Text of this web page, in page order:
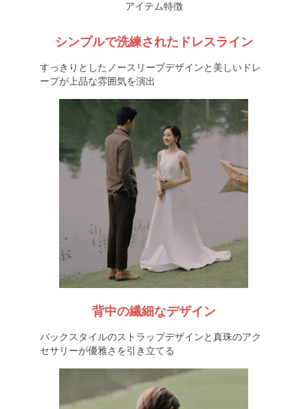
アイテム特徴
シンプルで洗練されたドレスライン
すっきりとしたノースリーブデザインと美しいドレ
ープが上品な雰囲気を演出
背中の繊細なデザイン
バックスタイルのストラップデザインと真珠のアク
セサリーが優雅さを引き立てる